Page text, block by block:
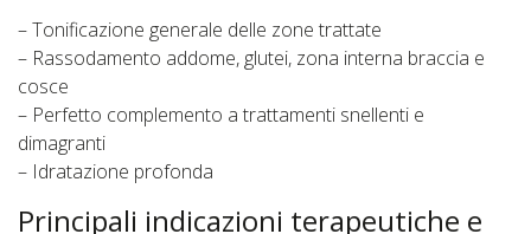
– Tonificazione generale delle zone trattate
– Rassodamento addome, glutei, zona interna braccia e
cosce
– Perfetto complemento a trattamenti snellenti e
dimagranti
– Idratazione profonda
Principali indicazioni terapeutiche e